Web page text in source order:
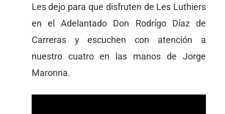
Les dejo para que disfruten de Les Luthiers
en el Adelantado Don Rodrígo Díaz de
Carreras y escuchen con atención a
nuestro cuatro en las manos de Jorge
Maronna.